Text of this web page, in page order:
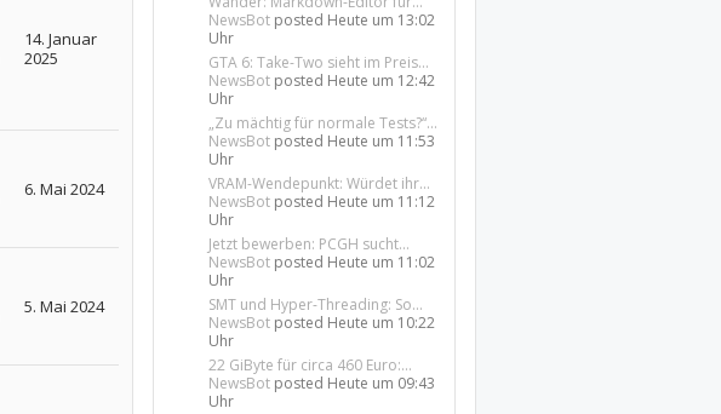
14. Januar
2025
6. Mai 2024
5. Mai 2024
NewsBot posted Heute um 13:02
Uhr
GTA 6: Take-Two sieht im Preis...
NewsBot posted Heute um 12:42
Uhr
„Zu mächtig für normale Tests?“...
NewsBot posted Heute um 11:53
Uhr
VRAM-Wendepunkt: Würdet ihr...
NewsBot posted Heute um 11:12
Uhr
Jetzt bewerben: PCGH sucht...
NewsBot posted Heute um 11:02
Uhr
SMT und Hyper-Threading: So...
NewsBot posted Heute um 10:22
Uhr
22 GiByte für circa 460 Euro:...
NewsBot posted Heute um 09:43
Uhr